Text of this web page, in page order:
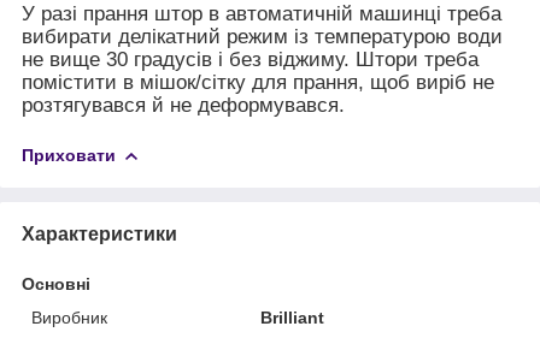
У разі прання штор в автоматичній машинці треба
вибирати делікатний режим із температурою води
не вище 30 градусів і без віджиму. Штори треба
помістити в мішок/сітку для прання, щоб виріб не
розтягувався й не деформувався.
Приховати
Характеристики
Основні
Виробник
Brilliant